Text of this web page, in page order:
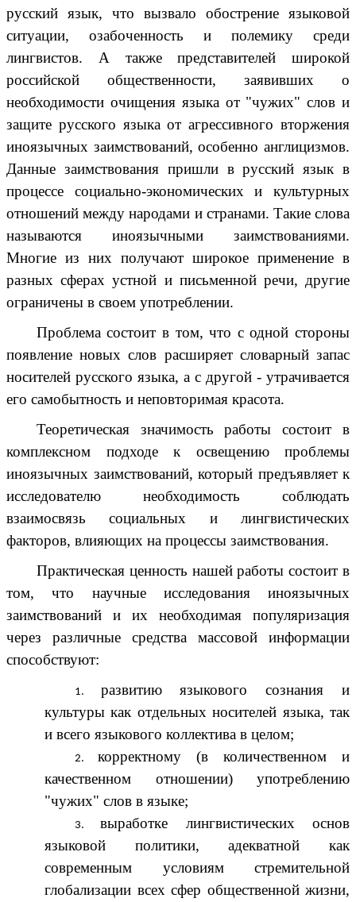
русский язык, что вызвало обострение языковой
ситуации, озабоченность и полемику среди
лингвистов. А также представителей широкой
российской общественности, заявивших о
необходимости очищения языка от "чужих" слов и
защите русского языка от агрессивного вторжения
иноязычных заимствований, особенно англицизмов.
Данные заимствования пришли в русский язык в
процессе социально-экономических и культурных
отношений между народами и странами. Такие слова
называются иноязычными заимствованиями.
Многие из них получают широкое применение в
разных сферах устной и письменной речи, другие
ограничены в своем употреблении.
Проблема состоит в том, что с одной стороны
появление новых слов расширяет словарный запас
носителей русского языка, а с другой - утрачивается
его самобытность и неповторимая красота.
Теоретическая значимость работы состоит в
комплексном подходе к освещению проблемы
иноязычных заимствований, который предъявляет к
исследователю необходимость соблюдать
взаимосвязь социальных и лингвистических
факторов, влияющих на процессы заимствования.
Практическая ценность нашей работы состоит в
том, что научные исследования иноязычных
заимствований и их необходимая популяризация
через различные средства массовой информации
способствуют:
развитию языкового сознания и
культуры как отдельных носителей языка, так
и всего языкового коллектива в целом;
корректному (в количественном и
качественном отношении) употреблению
"чужих" слов в языке;
выработке лингвистических основ
языковой политики, адекватной как
современным условиям стремительной
глобализации всех сфер общественной жизни,